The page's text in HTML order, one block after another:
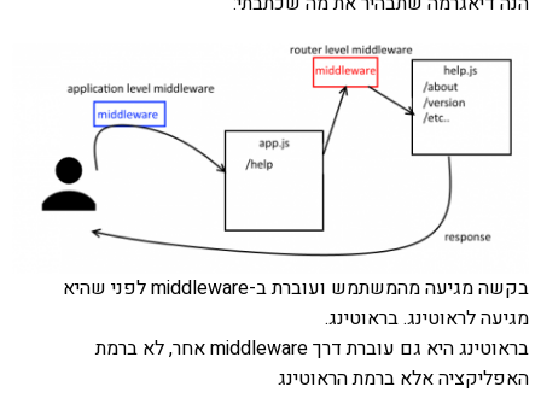
בקשה מגיעה מהמשתמש ועוברת ב-middleware לפני שהיא
מגיעה לראוטינג. בראוטינג.
בראוטינג היא גם עוברת דרך middleware אחר, לא ברמת
האפליקציה אלא ברמת הראוטינג